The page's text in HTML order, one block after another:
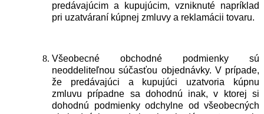
predávajúcim a kupujúcim, vzniknuté napríklad
pri uzatváraní kúpnej zmluvy a reklamácii tovaru.
Všeobecné obchodné podmienky sú
neoddeliteľnou súčasťou objednávky. V prípade,
že predávajúci a kupujúci uzatvoria kúpnu
zmluvu prípadne sa dohodnú inak, v ktorej si
dohodnú podmienky odchylne od všeobecných